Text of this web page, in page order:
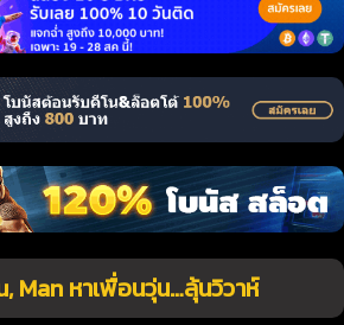
Man หาเพื่อนวุ่น…ลุ้นวิวาห์